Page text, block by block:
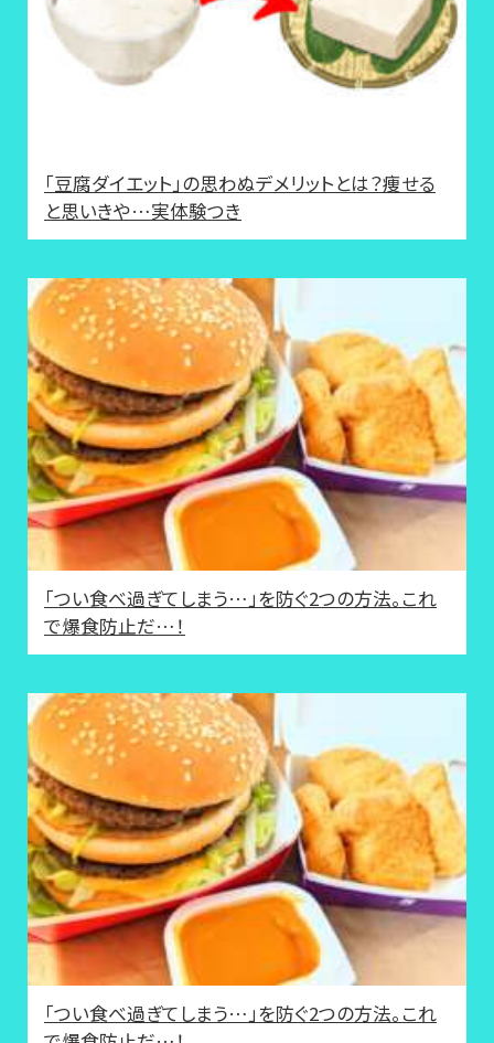
「豆腐ダイエット」の思わぬデメリットとは？痩せる
と思いきや…実体験つき
「つい食べ過ぎてしまう…」を防ぐ2つの方法。これ
で爆食防止だ…！
「つい食べ過ぎてしまう…」を防ぐ2つの方法。これ